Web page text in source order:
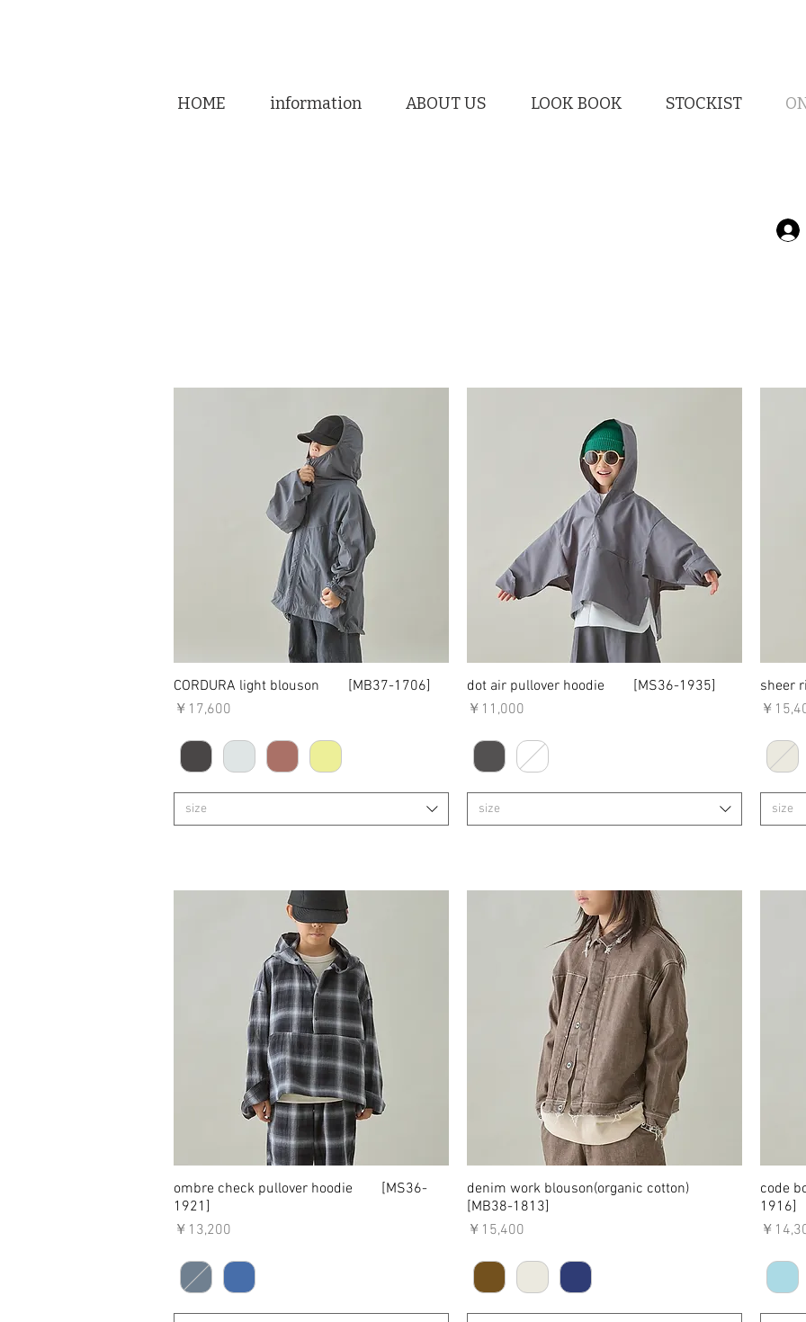
HOME information ABOUT US LOOK BOOK STOCKIST
クイックビュー
CORDURA light blouson [MB37-1706]
価格
￥17,600
size
クイックビュー
dot air pullover hoodie [MS36-1935]
価格
￥11,000
size
sheer
価格
￥
size
クイックビュー
ombre check pullover hoodie [MS36-
1921]
価格
￥13,200
クイックビュー
denim work blouson(organic cotton)
[MB38-1813]
価格
￥15,400
code
1916]
価格
￥